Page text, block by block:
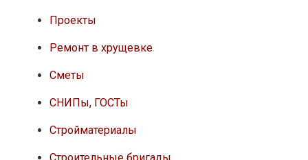
Проекты
Ремонт в хрущевке
Сметы
СНИПы, ГОСТы
Стройматериалы